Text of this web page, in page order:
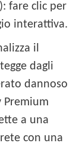
fare clic per
interattiva.
il
dagli
dannoso
Premium
a una
con una